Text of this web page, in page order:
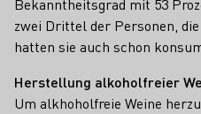
Bekanntheitsgrad mit 53
zwei Drittel der Personen,
hatten sie auch schon
Herstellung alkoholfreier
Um alkhoholfreie Weine